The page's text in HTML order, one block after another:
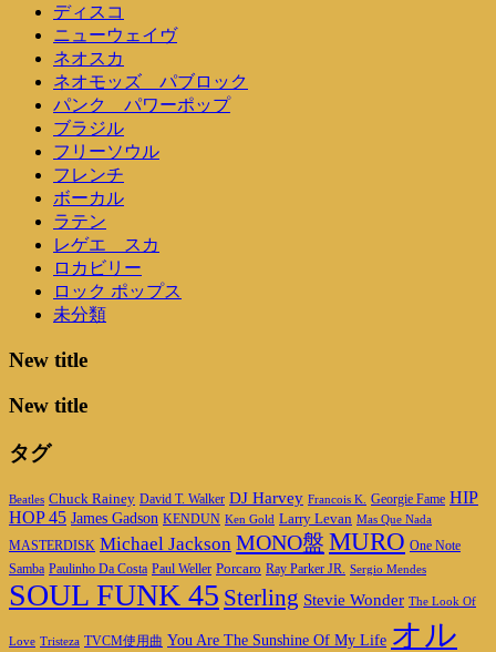
ディスコ
ニューウェイヴ
ネオスカ
ネオモッズ パブロック
パンク パワーポップ
ブラジル
フリーソウル
フレンチ
ボーカル
ラテン
レゲエ スカ
ロカビリー
ロック ポップス
未分類
New title
New title
タグ
Beatles Chuck Rainey David T. Walker DJ Harvey Francois K. Georgie Fame HIP
HOP 45 James Gadson KENDUN Ken Gold Larry Levan Mas Que Nada
MASTERDISK Michael Jackson MONO盤 MURO One Note
Samba Paulinho Da Costa Paul Weller Porcaro Ray Parker JR. Sergio Mendes
SOUL FUNK 45 Sterling Stevie Wonder The Look Of
Love Tristeza TVCM使用曲 You Are The Sunshine Of My Life オル